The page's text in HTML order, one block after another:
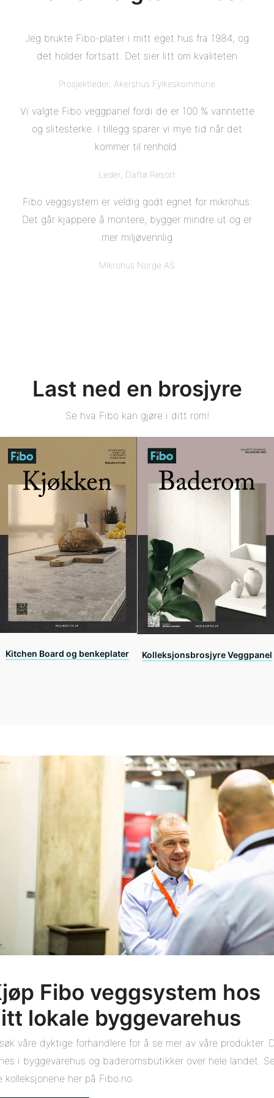
Jeg brukte Fibo-plater i mitt eget hus fra 1984, og
det holder fortsatt. Det sier litt om kvaliteten
Prosjektleder, Akershus Fylkeskommune
Vi valgte Fibo veggpanel fordi de er 100 % vanntette
og slitesterke. I tillegg sparer vi mye tid når det
kommer til renhold.
Leder, Daftø Resort
Fibo veggsystem er veldig godt egnet for mikrohus:
Det går kjappere å montere, bygger mindre ut og er
mer miljøvennlig
Mikrohus Norge AS
Last ned en brosjyre
Se hva Fibo kan gjøre i ditt rom!
Kitchen Board og benkeplater Kolleksjonsbrosjyre Veggpanel
Fibo veggsystem hos
lokale byggevarehus
våre dyktige forhandlere for å se mer av våre produkter.
i byggevarehus og baderomsbutikker over hele landet.
kolleksjonene her på Fibo.no.